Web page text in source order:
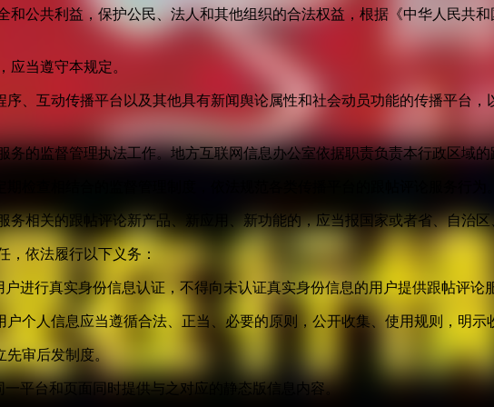
和公共利益，保护公民、法人和其他组织的合法权益，根据《中华人民共
应当遵守本规定。
、互动传播平台以及其他具有新闻舆论属性和社会动员功能的传播平台
务的监督管理执法工作。地方互联网信息办公室依据职责负责本行政区域
检查相结合的监督管理制度，依法规范各类传播平台的跟帖评论服务行为
务相关的跟帖评论新产品、新应用、新功能的，应当报国家或者省、自治
，依法履行以下义务：
户进行真实身份信息认证，不得向未认证真实身份信息的用户提供跟帖评论
户个人信息应当遵循合法、正当、必要的原则，公开收集、使用规则，明
先审后发制度。
平台和页面同时提供与之对应的静态版信息内容。